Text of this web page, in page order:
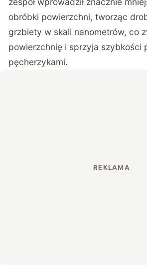
obróbki powierzchni, tworząc
grzbiety w skali nanometrów, co
powierzchnię i sprzyja szybkości
pęcherzykami.